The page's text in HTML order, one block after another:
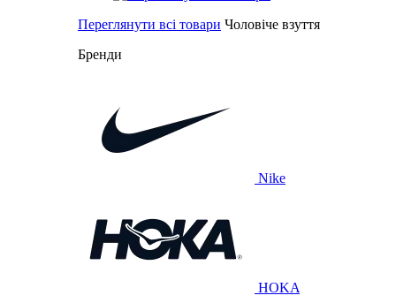
Переглянути всі товари Чоловіче взуття
Бренди
Nike
HOKA